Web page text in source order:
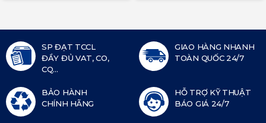
SP ĐẠT TCCL
ĐẦY ĐỦ VAT, CO,
CQ...
GIAO HÀNG NHANH
TOÀN QUỐC 24/7
BẢO HÀNH
CHÍNH HÃNG
HỖ TRỢ KỸ THUẬT
BÁO GIÁ 24/7